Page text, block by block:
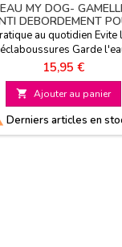
EAU MY DOG-
DEBORDEMENT
CHIEN
au quotidien Evite
éclaboussures Garde
propre Sans BPA
Prix
15,95 €
 Ajouter au panier
Derniers articles en